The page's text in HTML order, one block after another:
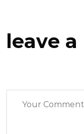
leave